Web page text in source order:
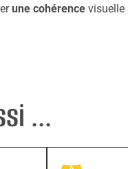
une cohérence visuelle
...